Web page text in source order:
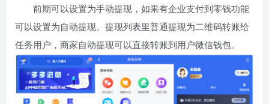
前期可以设置为手动提现，如果有企业支付到零钱功能
可以设置为自动提现。提现列表里普通提现为二维码转账给
任务用户，商家自动提现可以直接转账到用户微信钱包。